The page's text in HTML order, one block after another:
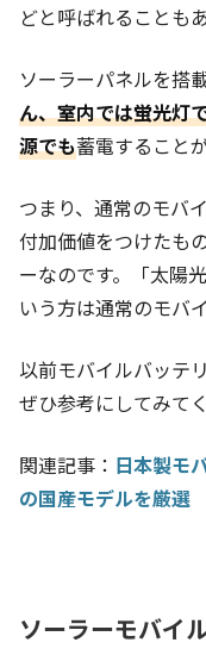
どと呼ばれることも
ソーラーパネルを搭
ん、室内では蛍光灯
源でも蓄電すること
つまり、通常のモバ
付加価値をつけたも
ーなのです。「太陽
いう方は通常のモバ
以前モバイルバッテ
ぜひ参考にしてみて
関連記事： 日本製モ
の国産モデルを厳選
ソーラーモバイ